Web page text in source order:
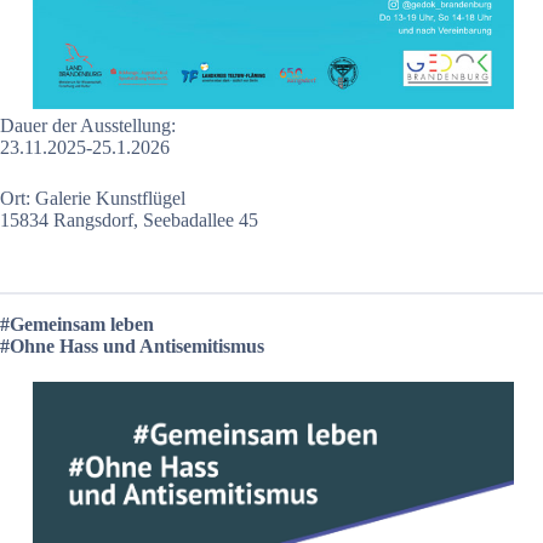
Dauer der Ausstellung:
23.11.2025-25.1.2026
Ort: Galerie Kunstflügel
15834 Rangsdorf, Seebadallee 45
#Gemeinsam leben
#Ohne Hass und Antisemitismus